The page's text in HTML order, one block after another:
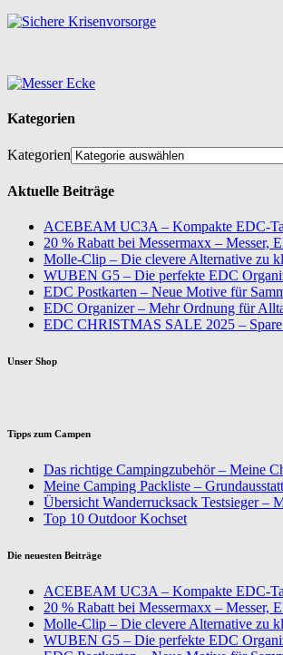
Kategorien
Kategorien
Aktuelle Beiträge
ACEBEAM UC3A – Kompakte EDC-
20 % Rabatt bei Messermaxx – Messer,
Molle-Clip – Die clevere Alternative zu
WUBEN G5 – Die perfekte EDC
EDC Postkarten – Neue Motive für
EDC Organizer – Mehr Ordnung für
EDC CHRISTMAS SALE 2025 – Spare
Unser Shop
Tipps zum Campen
Das richtige Campingzubehör – Meine
Meine Camping Packliste –
Übersicht Wanderrucksack Testsieger –
Top 10 Outdoor Kochset
Die neuesten Beiträge
ACEBEAM UC3A – Kompakte EDC-
20 % Rabatt bei Messermaxx – Messer,
Molle-Clip – Die clevere Alternative zu
WUBEN G5 – Die perfekte EDC